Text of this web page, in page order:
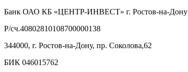
Банк ОАО КБ «ЦЕНТР-ИНВЕСТ» г. Ростов-на-Дону
Р/сч.40802810108700000138
344000, г. Ростов-на-Дону, пр. Соколова,62
БИК 046015762